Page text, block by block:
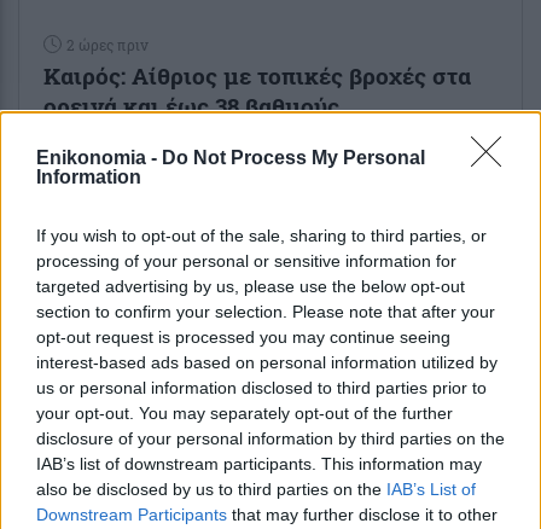
Enikonomia - Do Not Process My Personal
Information
If you wish to opt-out of the sale, sharing to third parties, or
processing of your personal or sensitive information for
targeted advertising by us, please use the below opt-out
section to confirm your selection. Please note that after your
opt-out request is processed you may continue seeing
interest-based ads based on personal information utilized by
us or personal information disclosed to third parties prior to
your opt-out. You may separately opt-out of the further
disclosure of your personal information by third parties on the
IAB’s list of downstream participants. This information may
also be disclosed by us to third parties on the IAB’s List of
Downstream Participants that may further disclose it to other
2 ώρες πριν
Καιρός: Αίθριος με τοπικές βροχές στα
ορεινά και έως 38 βαθμούς
3 ώρες πριν
την στήριξη της βιομηχανίας και της
μεταποίησης– Ποιες...
ENIKOS NETWORK